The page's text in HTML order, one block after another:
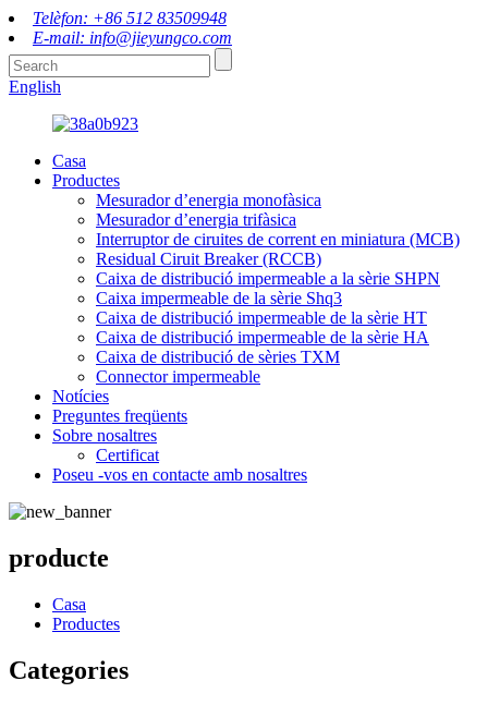
Telèfon: +86 512 83509948
E-mail: info@jieyungco.com
English
Casa
Productes
Mesurador d’energia monofàsica
Mesurador d’energia trifàsica
Interruptor de ciruites de corrent en miniatura (MCB)
Residual Ciruit Breaker (RCCB)
Caixa de distribució impermeable a la sèrie SHPN
Caixa impermeable de la sèrie Shq3
Caixa de distribució impermeable de la sèrie HT
Caixa de distribució impermeable de la sèrie HA
Caixa de distribució de sèries TXM
Connector impermeable
Notícies
Preguntes freqüents
Sobre nosaltres
Certificat
Poseu -vos en contacte amb nosaltres
producte
Casa
Productes
Categories